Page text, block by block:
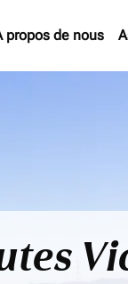
propos de nous